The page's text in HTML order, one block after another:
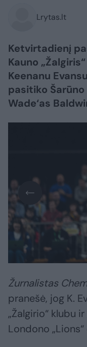
Lrytas.lt
Ketvirtadienį
Kauno
Keenanu
pasitiko
Wade‘as
Žurnalistas
pranešė, jog K.
„Žalgirio“ klubu
Londono